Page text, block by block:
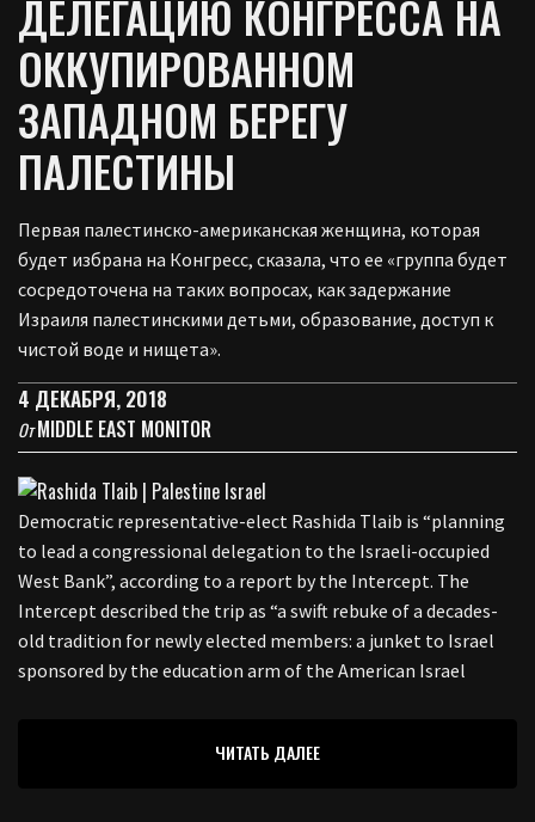
ДЕЛЕГАЦИЮ КОНГРЕССА НА
ОККУПИРОВАННОМ
ЗАПАДНОМ БЕРЕГУ
ПАЛЕСТИНЫ
Первая палестинско-американская женщина, которая
будет избрана на Конгресс, сказала, что ее «группа будет
сосредоточена на таких вопросах, как задержание
Израиля палестинскими детьми, образование, доступ к
чистой воде и нищета».
4 ДЕКАБРЯ, 2018
ОтMIDDLE EAST MONITOR
Democratic representative-elect Rashida Tlaib is “planning
to lead a congressional delegation to the Israeli-occupied
West Bank”, according to a report by the Intercept. The
Intercept described the trip as “a swift rebuke of a decades-
old tradition for newly elected members: a junket to Israel
sponsored by the education arm of the American Israel
ЧИТАТЬ ДАЛЕЕ